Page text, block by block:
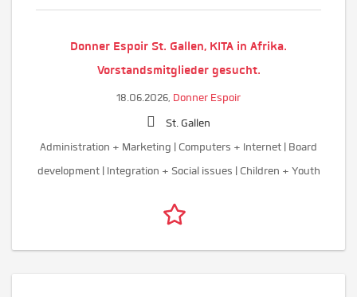
Donner Espoir St. Gallen, KITA in Afrika.
Vorstandsmitglieder gesucht.
18.06.2026, Donner Espoir
St. Gallen
Administration + Marketing | Computers + Internet | Board
development | Integration + Social issues | Children + Youth